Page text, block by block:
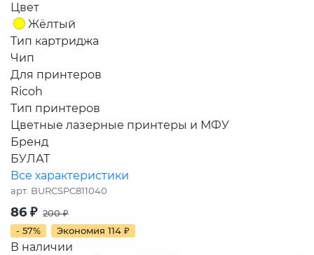
Цвет
Жёлтый
Тип картриджа
Чип
Для принтеров
Ricoh
Тип принтеров
Цветные лазерные принтеры и МФУ
Бренд
БУЛАТ
Все характеристики
арт. BURCSPC811040
86 ₽ 200₽
- 57%
Экономия 114 ₽
В наличии